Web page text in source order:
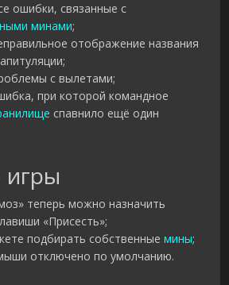
ошибки, связанные с
минами;
отображение названия
с вылетами;
при которой командное
спавнило ещё один
игры
теперь можно назначить
«Присесть»;
подбирать собственныемины;
отключено по умолчанию.